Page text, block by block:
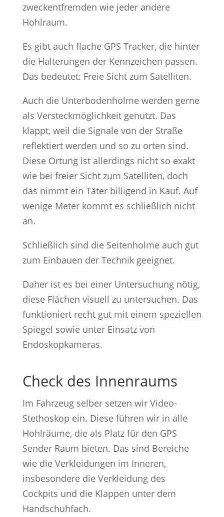
zweckentfremden wie jeder andere
Hohlraum.
Es gibt auch flache GPS Tracker, die hinter
die Halterungen der Kennzeichen passen.
Das bedeutet: Freie Sicht zum Satelliten.
Auch die Unterbodenholme werden gerne
als Versteckmöglichkeit genutzt. Das
klappt, weil die Signale von der Straße
reflektiert werden und so zu orten sind.
Diese Ortung ist allerdings nicht so exakt
wie bei freier Sicht zum Satelliten, doch
das nimmt ein Täter billigend in Kauf. Auf
wenige Meter kommt es schließlich nicht
an.
Schließlich sind die Seitenholme auch gut
zum Einbauen der Technik geeignet.
Daher ist es bei einer Untersuchung nötig,
diese Flächen visuell zu untersuchen. Das
funktioniert recht gut mit einem speziellen
Spiegel sowie unter Einsatz von
Endoskopkameras.
Check des Innenraums
Im Fahrzeug selber setzen wir Video-
Stethoskop ein. Diese führen wir in alle
Hohlräume, die als Platz für den GPS
Sender Raum bieten. Das sind Bereiche
wie die Verkleidungen im Inneren,
insbesondere die Verkleidung des
Cockpits und die Klappen unter dem
Handschuhfach.